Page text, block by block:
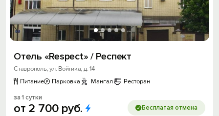
Отель «Respect» / Респект
Ставрополь, ул. Войтика, д. 14
Питание
Парковка Мангал Ресторан
за 1 сутки
от 2 700 руб. Бесплатая отмена